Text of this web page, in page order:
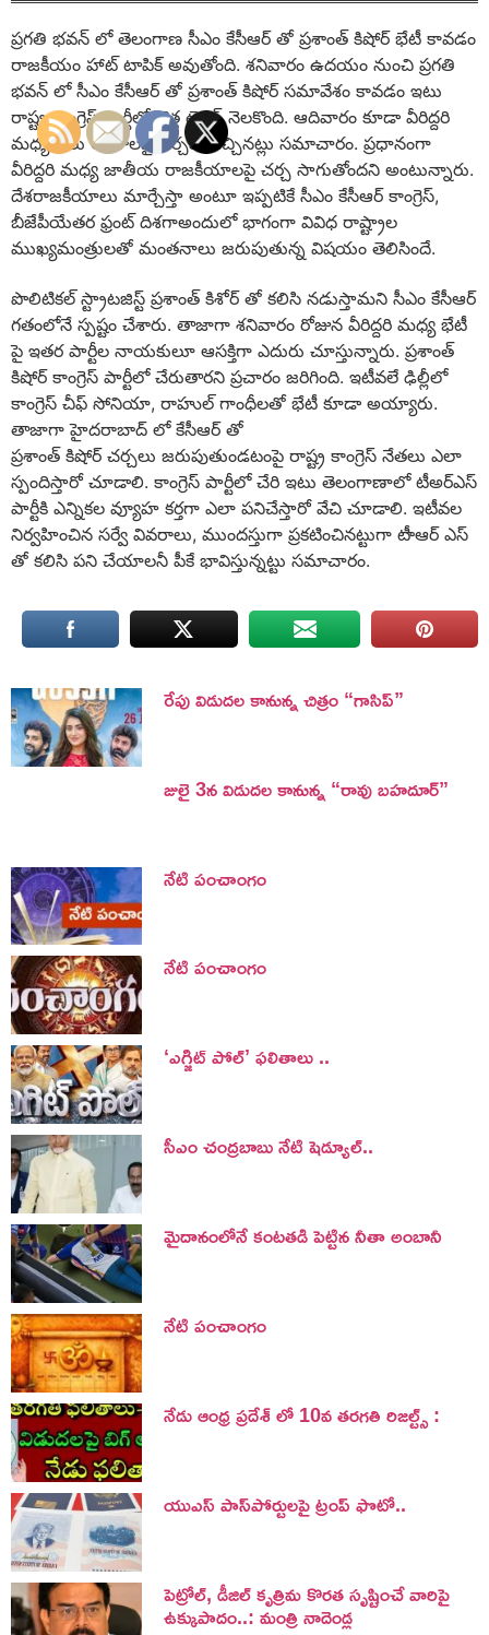
ప్రగతి భవన్ లో తెలంగాణ సీఎం కేసీఆర్ తో ప్రశాంత్ కిషోర్ భేటీ కావడం
రాజకీయం హాట్ టాపిక్ అవుతోంది. శనివారం ఉదయం నుంచి ప్రగతి
భవన్ లో సీఎం కేసీఆర్ తో ప్రశాంత్ కిషోర్ సమావేశం కావడం ఇటు
రాష్ట్ర కాంగ్రెస్ పార్టీలో కొత్త టెన్షన్ నెలకొంది. ఆదివారం కూడా వీరిద్దరి
మధ్య పలు అంశాలపై చర్చకు వచ్చినట్లు సమాచారం. ప్రధానంగా
వీరిద్దరి మధ్య జాతీయ రాజకీయాలపై చర్చ సాగుతోందని అంటున్నారు.
దేశరాజకీయాలు మార్చేస్తా అంటూ ఇప్పటికే సీఎం కేసీఆర్ కాంగ్రెస్,
బీజేపీయేతర ఫ్రంట్ దిశగాఅందులో భాగంగా వివిధ రాష్ట్రాల
ముఖ్యమంత్రులతో మంతనాలు జరుపుతున్న విషయం తెలిసిందే.
పొలిటికల్ స్ట్రాటజిస్ట్ ప్రశాంత్ కిశోర్ తో కలిసి నడుస్తామని సీఎం కేసీఆర్‌
గతంలోనే స్పష్టం చేశారు. తాజాగా శనివారం రోజున వీరిద్దరి మధ్య భేటీ
పై ఇతర పార్టీల నాయకులూ ఆసక్తిగా ఎదురు చూస్తున్నారు. ప్రశాంత్
కిషోర్ కాంగ్రెస్ పార్టీలో చేరుతారని ప్రచారం జరిగింది. ఇటీవలే ఢిల్లీలో
కాంగ్రెస్ చీఫ్ సోనియా, రాహుల్ గాంధీలతో భేటీ కూడా అయ్యారు.
తాజాగా హైదరాబాద్ లో కేసీఆర్ తో
ప్రశాంత్ కిషోర్ చర్చలు జరుపుతుండటంపై రాష్ట్ర కాంగ్రెస్ నేతలు ఎలా
స్పందిస్తారో చూడాలి. కాంగ్రెస్ పార్టీలో చేరి ఇటు తెలంగాణాలో టీఅర్ఎస్
పార్టీకి ఎన్నికల వ్యూహ కర్తగా ఎలా పనిచేస్తారో వేచి చూడాలి. ఇటీవల
నిర్వహించిన సర్వే వివరాలు, ముందస్తుగా ప్రకటించినట్టుగా టీాఆర్ ఎస్
తో కలిసి పని చేయాలనీ పీకే భావిస్తున్నట్టు సమాచారం.
రేపు విడుదల కానున్న చిత్రం “గాసిప్”
జులై 3న విడుదల కానున్న “రావు బహదూర్”
నేటి పంచాంగం
నేటి పంచాంగం
‘ఎగ్జిట్ పోల్’ ఫలితాలు ..
సీఎం చంద్రబాబు నేటి షెడ్యూల్..
మైదానంలోనే కంటతడి పెట్టిన నీతా అంబానీ
నేటి పంచాంగం
నేడు ఆంధ్ర ప్రదేశ్ లో 10వ తరగతి రిజల్ట్స్ :
యుఎస్ పాస్‌పోర్టులపై ట్రంప్‌ ఫొటో..
పెట్రోల్, డీజిల్ కృత్రిమ కొరత సృష్టించే వారిపై
ఉక్కుపాదం..: మంత్రి నాదెండ్ల